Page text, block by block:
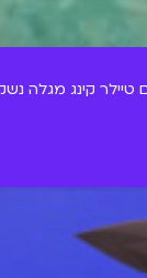
קינג מגלה